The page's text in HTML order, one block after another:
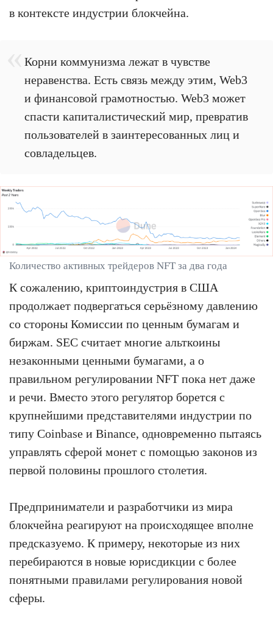
в контексте индустрии блокчейна.
Корни коммунизма лежат в чувстве
неравенства. Есть связь между этим, Web3
и финансовой грамотностью. Web3 может
спасти капиталистический мир, превратив
пользователей в заинтересованных лиц и
совладельцев.
Количество активных трейдеров NFT за два года
К сожалению, криптоиндустрия в США
продолжает подвергаться серьёзному давлению
со стороны Комиссии по ценным бумагам и
биржам. SEC считает многие альткоины
незаконными ценными бумагами, а о
правильном регулировании NFT пока нет даже
и речи. Вместо этого регулятор борется с
крупнейшими представителями индустрии по
типу Coinbase и Binance, одновременно пытаясь
управлять сферой монет с помощью законов из
первой половины прошлого столетия.
Предприниматели и разработчики из мира
блокчейна реагируют на происходящее вполне
предсказуемо. К примеру, некоторые из них
перебираются в новые юрисдикции с более
понятными правилами регулирования новой
сферы.